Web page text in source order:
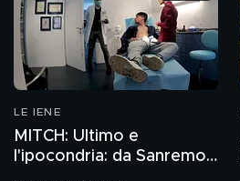
LE IENE
MITCH: Ultimo e
l'ipocondria: da Sanremo
all'ospedale per scherzo